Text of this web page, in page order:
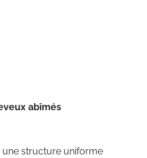
abîmés
une structure uniforme